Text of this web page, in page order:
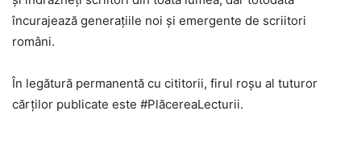
încurajează generațiile noi și emergente de scriitori
români.
În legătură permanentă cu cititorii, firul roșu al tuturor
cărților publicate este #PlăcereaLecturii.